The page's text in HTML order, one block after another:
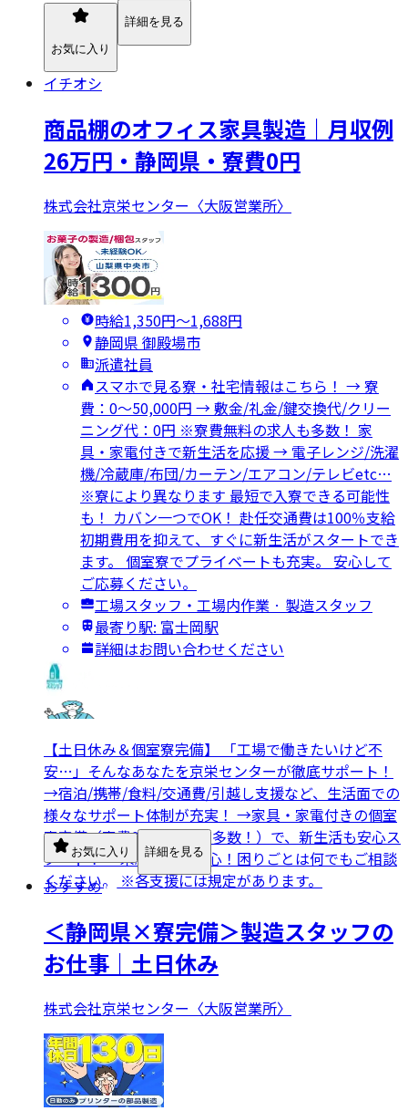
お気に入り
詳細を見る
イチオシ
商品棚のオフィス家具製造｜月収例
26万円・静岡県・寮費0円
株式会社京栄センター〈大阪営業所〉
時給1,350円〜1,688円
静岡県 御殿場市
派遣社員
スマホで見る寮・社宅情報はこちら！ → 寮
費：0～50,000円 → 敷金/礼金/鍵交換代/クリー
ニング代：0円 ※寮費無料の求人も多数！ 家
具・家電付きで新生活を応援 → 電子レンジ/洗濯
機/冷蔵庫/布団/カーテン/エアコン/テレビetc…
※寮により異なります 最短で入寮できる可能性
も！ カバン一つでOK！ 赴任交通費は100％支給
初期費用を抑えて、すぐに新生活がスタートでき
ます。 個室寮でプライベートも充実。 安心して
ご応募ください。
工場スタッフ・工場内作業 · 製造スタッフ
最寄り駅: 富士岡駅
詳細はお問い合わせください
【土日休み＆個室寮完備】 「工場で働きたいけど不
安…」そんなあなたを京栄センターが徹底サポート！
→宿泊/携帯/食料/交通費/引越し支援など、生活面での
様々なサポート体制が充実！ →家具・家電付きの個室
寮完備（寮費0円の求人も多数！）で、新生活も安心ス
タート！ →未経験でも安心！困りごとは何でもご相談
ください。 ※各支援には規定があります。
お気に入り 詳細を見る
おすすめ
＜静岡県×寮完備＞製造スタッフの
お仕事｜土日休み
株式会社京栄センター〈大阪営業所〉